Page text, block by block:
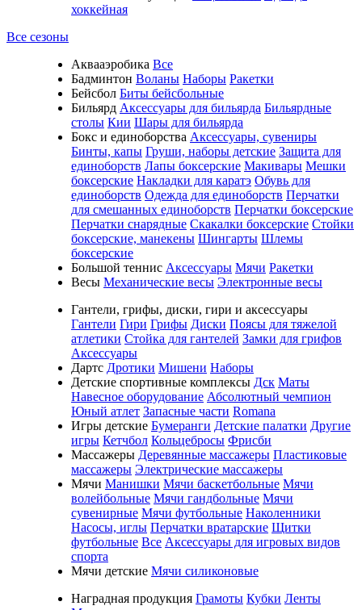
хоккейная
Все сезоны
Аквааэробика Все
Бадминтон Воланы Наборы Ракетки
Бейсбол Биты бейсбольные
Бильярд Аксессуары для бильярда Бильярдные
столы Кии Шары для бильярда
Бокс и единоборства Аксессуары, сувениры
Бинты, капы Груши, наборы детские Защита для
единоборств Лапы боксерские Макивары Мешки
боксерские Накладки для каратэ Обувь для
единоборств Одежда для единоборств Перчатки
для смешанных единоборств Перчатки боксерские
Перчатки снарядные Скакалки боксерские Стойки
боксерские, манекены Шингарты Шлемы
боксерские
Большой теннис Аксессуары Мячи Ракетки
Весы Механические весы Электронные весы
Гантели, грифы, диски, гири и аксессуары
Гантели Гири Грифы Диски Поясы для тяжелой
атлетики Стойка для гантелей Замки для грифов
Аксессуары
Дартс Дротики Мишени Наборы
Детские спортивные комплексы Дск Маты
Навесное оборудование Абсолютный чемпион
Юный атлет Запасные части Romana
Игры детские Бумеранги Детские палатки Другие
игры Кетчбол Кольцебросы Фрисби
Массажеры Деревянные массажеры Пластиковые
массажеры Электрические массажеры
Мячи Манишки Мячи баскетбольные Мячи
волейбольные Мячи гандбольные Мячи
сувенирные Мячи футбольные Наколенники
Насосы, иглы Перчатки вратарские Щитки
футбольные Все Аксессуары для игровых видов
спорта
Мячи детские Мячи силиконовые
Наградная продукция Грамоты Кубки Ленты